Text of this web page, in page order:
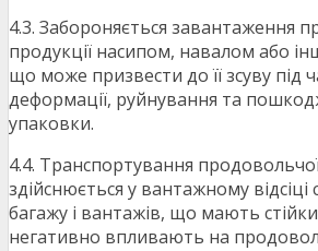
4.3. Забороняється завантаження
продукції насипом, навалом або
що може призвести до її зсуву під
деформації, руйнування та
упаковки.
4.4. Транспортування
здійснюється у вантажному
багажу і вантажів, що мають
негативно впливають на